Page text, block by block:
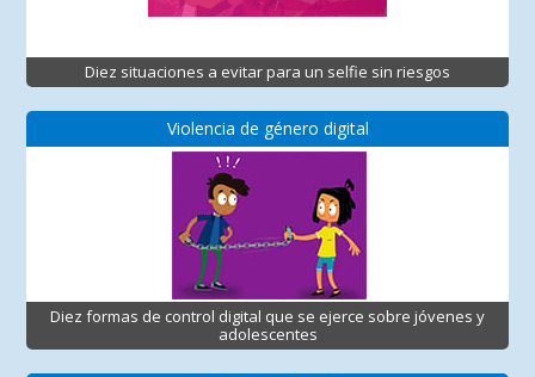
Diez situaciones a evitar para un selfie sin riesgos
Violencia de género digital
Diez formas de control digital que se ejerce sobre jóvenes y
adolescentes